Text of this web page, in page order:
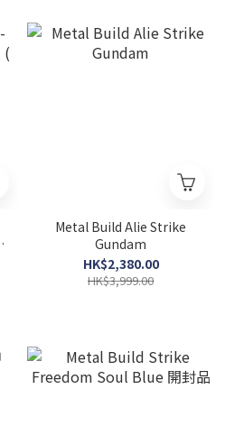
Metal Build Alie Strike
Gundam
HK$2,380.00
HK$3,999.00